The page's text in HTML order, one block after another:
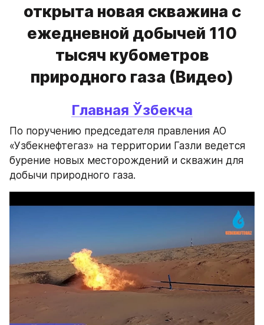
открыта новая скважина с
ежедневной добычей 110
тысяч кубометров
природного газа (Видео)
Главная Ўзбекча
По поручению председателя правления АО
«Узбекнефтегаз» на территории Газли ведется
бурение новых месторождений и скважин для
добычи природного газа.